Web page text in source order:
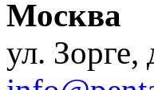
Москва
ул.